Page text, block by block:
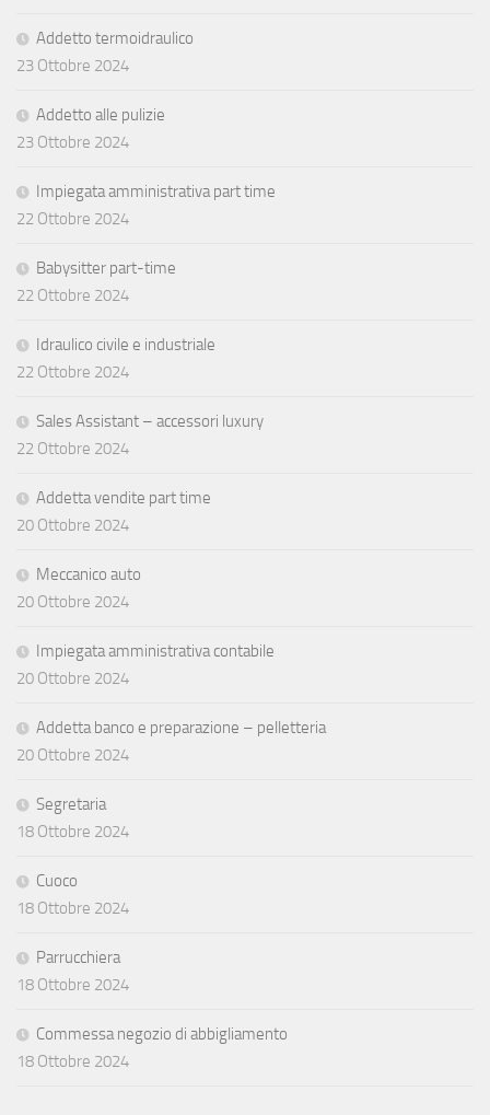
Addetto termoidraulico
23 Ottobre 2024
Addetto alle pulizie
23 Ottobre 2024
Impiegata amministrativa part time
22 Ottobre 2024
Babysitter part-time
22 Ottobre 2024
Idraulico civile e industriale
22 Ottobre 2024
Sales Assistant – accessori luxury
22 Ottobre 2024
Addetta vendite part time
20 Ottobre 2024
Meccanico auto
20 Ottobre 2024
Impiegata amministrativa contabile
20 Ottobre 2024
Addetta banco e preparazione – pelletteria
20 Ottobre 2024
Segretaria
18 Ottobre 2024
Cuoco
18 Ottobre 2024
Parrucchiera
18 Ottobre 2024
Commessa negozio di abbigliamento
18 Ottobre 2024